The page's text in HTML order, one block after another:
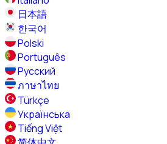
日本語
한국어
Polski
Português
Русский
ภาษาไทย
Türkçe
Українська
Tiếng Việt